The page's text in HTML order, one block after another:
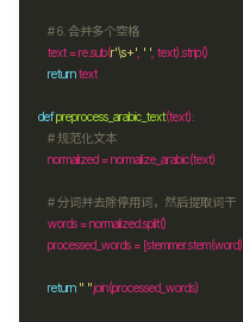
# 6. 合并多个空格
    text
= resub(r'\s+' ' ' , text)
return
defpreprocess_arabic_text
# 规范化文本
    normalized
=
# 分词并去除停用词，然后提取词干
    words
= normalized
    processed_words
= [stemmer.stem(word)
return " "